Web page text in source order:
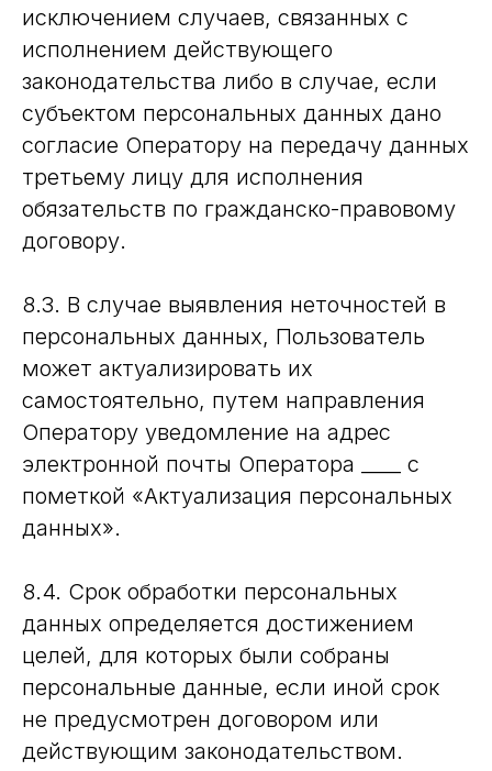
исключением случаев, связанных с
исполнением действующего
законодательства либо в случае, если
субъектом персональных данных дано
согласие Оператору на передачу данных
третьему лицу для исполнения
обязательств по гражданско-правовому
договору.
8.3. В случае выявления неточностей в
персональных данных, Пользователь
может актуализировать их
самостоятельно, путем направления
Оператору уведомление на адрес
электронной почты Оператора ____ с
пометкой «Актуализация персональных
данных».
8.4. Срок обработки персональных
данных определяется достижением
целей, для которых были собраны
персональные данные, если иной срок
не предусмотрен договором или
действующим законодательством.